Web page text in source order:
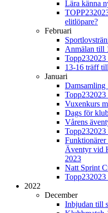
Lära känna
elitlöpare?
Februari
Anmälan till
13-16 träff
Januari
Damsamling
Vuxenkurs
Dags för
Vårens
Funktionärer
Äventyr vid
2023
Natt Sprint
2022
December
Inbjudan till